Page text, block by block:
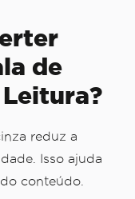
de
reduz a
Isso ajuda
conteúdo.